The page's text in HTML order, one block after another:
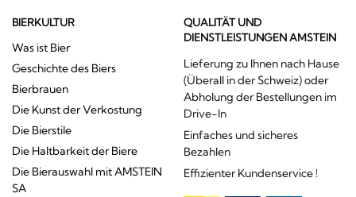
BIERKULTUR
Was ist Bier
Geschichte des Biers
Bierbrauen
Die Kunst der Verkostung
Die Bierstile
Die Haltbarkeit der Biere
Die Bierauswahl mit AMSTEIN
SA
QUALITÄT UND
DIENSTLEISTUNGEN AMSTEIN
Lieferung zu Ihnen nach Hause
(Überall in der Schweiz) oder
Abholung der Bestellungen im
Drive-In
Einfaches und sicheres
Bezahlen
Effizienter Kundenservice !